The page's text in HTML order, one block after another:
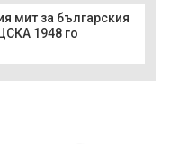
мит за българския
1948 го